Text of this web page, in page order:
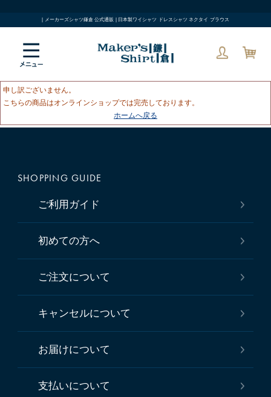
| メーカーズシャツ鎌倉 公式通販 | 日本製ワイシャツ ドレスシャツ ネクタイ ブラウス
申し訳ございません。
こちらの商品はオンラインショップでは完売しております。
ホームへ戻る
SHOPPING GUIDE
ご利用ガイド
初めての方へ
ご注文について
キャンセルについて
お届けについて
支払いについて